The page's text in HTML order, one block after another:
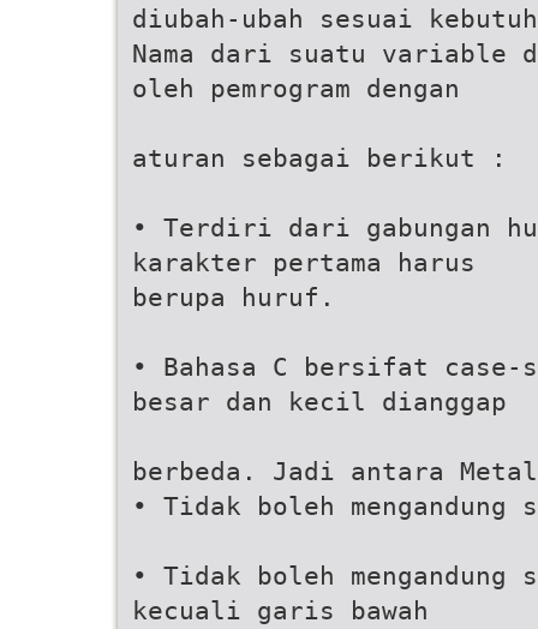
diubah-ubah sesuai
Nama dari suatu variable
oleh pemrogram dengan
aturan sebagai berikut :
• Terdiri dari gabungan
karakter pertama harus
berupa huruf.
• Bahasa C bersifat
besar dan kecil dianggap
berbeda. Jadi antara
• Tidak boleh mengandung
• Tidak boleh mengandung
kecuali garis bawah